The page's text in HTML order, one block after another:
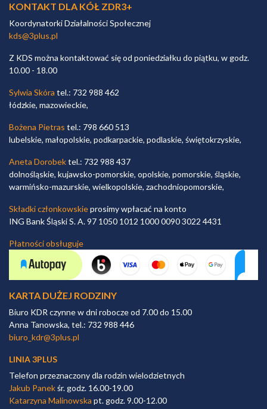
KONTAKT DLA KÓŁ ZDR3+
Koordynatorki Działalności Społecznej
kds@3plus.pl
Z KDS można kontaktować się od poniedziałku do piątku, w godz.
10.00 - 18.00
Sylwia Skóra tel.: 732 988 462
łódzkie, mazowieckie,
Bożena Pietras tel.: 798 660 513
lubelskie, małopolskie, podkarpackie, podlaskie, świętokrzyskie,
Aneta Dorobektel.: 732 988 437
dolnośląskie, kujawsko-pomorskie, opolskie, pomorskie, śląskie,
warmińsko-mazurskie, wielkopolskie, zachodniopomorskie,
Składki członkowskieprosimy wpłacać na konto
ING Bank Śląski S. A. 97 1050 1012 1000 0090 3022 4431
Płatności obsługuje
KARTA DUŻEJ RODZINY
Biuro KDR czynne w dni robocze od 7.00 do 15.00
Anna Tanowska, tel.: 732 988 446
biuro_kdr@3plus.pl
LINIA 3PLUS
Telefon przeznaczony dla rodzin wielodzietnych
Jakub Panekśr. godz. 16.00-19.00
Katarzyna Malinowska pt. godz. 9.00-12.00